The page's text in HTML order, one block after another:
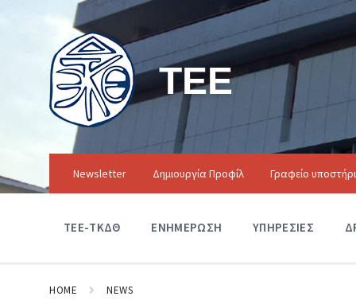
ΤΕΕ
Newsletter Δημιουργία Προφίλ Γραφείο
ΤΕΕ-ΤΚΔΘ ΕΝΗΜΕΡΩΣΗ ΥΠΗΡΕΣΙΕΣ
HOME NEWS